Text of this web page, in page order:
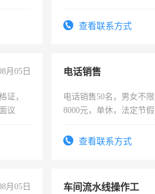
车传送带辅助上货，免费
于表达沟通。以上职位
费， 以上每月优秀员工
临沂的直接打电话联系，
查看联系方式
月05日
证，
议
电话销售
电话销售50名，男女不
8000元，单休，法定节假
查看联系方式
月05日 车间流水线操作工